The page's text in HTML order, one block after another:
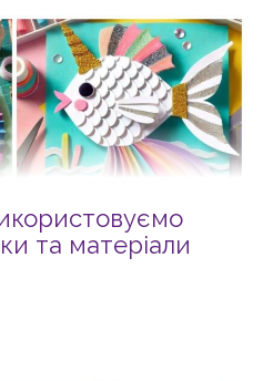
та матеріали